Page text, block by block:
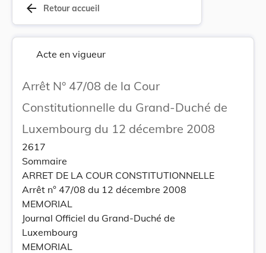
arrow_back Retour accueil
Acte en vigueur
Arrêt N° 47/08 de la Cour
Constitutionnelle du Grand-Duché de
Luxembourg du 12 décembre 2008
2617
Sommaire
ARRET DE LA COUR CONSTITUTIONNELLE
Arrêt n° 47/08 du 12 décembre 2008
MEMORIAL
Journal Officiel du Grand-Duché de
Luxembourg
MEMORIAL